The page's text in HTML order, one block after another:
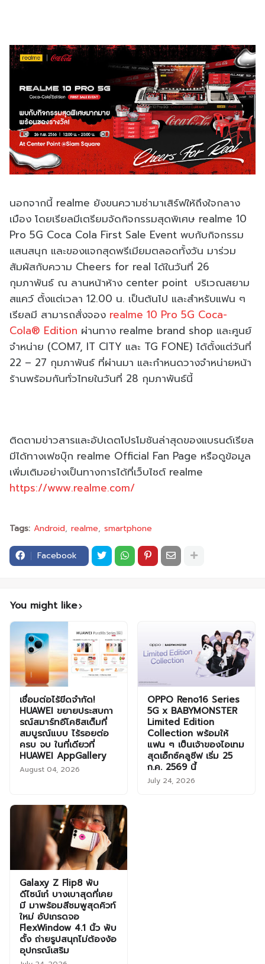
นอกจากนี้ realme ยังขนความซ่ามาเสิร์ฟให้ถึงใจกลาง
เมือง โดยเรียลมีเตรียมจัดกิจกรรมสุดพิเศษ realme 10
Pro 5G Coca Cola First Sale Event พบกับกิจกรรม
แสนสนุก และของแจกสุดพรีเมียมตลอดทั้งวัน มาร่วม
สัมผัสกับความ Cheers for real ได้ในวันที่ 26
กุมภาพันธ์ ณ ลานหน้าห้าง center point บริเวณสยาม
สแคว์ ตั้งแต่เวลา 12.00 น. เป็นต้นไป และสำหรับแฟน ๆ
เรียลมี สามารถสั่งจอง realme 10 Pro 5G Coca-
Cola® Edition ผ่านทาง realme brand shop และศูนย์
จำหน่าย (COM7, IT CITY และ TG FONE) ได้ตั้งแต่วันที่
22 – 27 กุมภาพันธ์ ที่ผ่านมา และกำหนดวางจำหน่ายหน้า
ร้านพร้อมกันทั่วไทยในวันที่ 28 กุมภาพันธ์นี้
ติดตามข่าวสารและอัปเดตโปรโมชันล่าสุดของแบรนด์เรียล
มีได้ทางเฟซบุ๊ก realme Official Fan Page หรือดูข้อมูล
เพิ่มเติมอย่างเป็นทางการได้ที่เว็บไซต์ realme
https://www.realme.com/
Tags: Android realme smartphone
Facebook
You might like
เชื่อมต่อไร้ขีดจำกัด!
HUAWEI ขยายประสบกา
รณ์สมาร์ทอีโคซิสเต็มที่
สมบูรณ์แบบ ไร้รอยต่อ
ครบ จบ ในที่เดียวที่
HUAWEI AppGallery
August 04, 2026
OPPO Reno16 Series
5G x BABYMONSTER
Limited Edition
Collection พร้อมให้
แฟน ๆ เป็นเจ้าของไอเทม
สุดเอ็กซ์คลูซีฟ เริ่ม 25
ก.ค. 2569 นี้
July 24, 2026
Galaxy Z Flip8 พับ
ดีไซน์เก๋ บางเบาสุดที่เคย
มี มาพร้อมสีชมพูสุดคิวท์
ใหม่ อัปเกรดจอ
FlexWindow 4.1 นิ้ว พับ
ตั้ง ถ่ายรูปสนุกไม่ต้องง้อ
อุปกรณ์เสริม